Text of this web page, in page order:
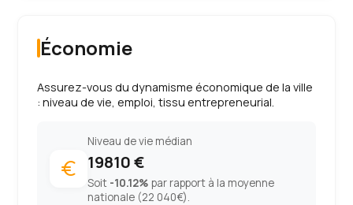
Économie
Assurez-vous du dynamisme économique de la ville
: niveau de vie, emploi, tissu entrepreneurial.
euro
Niveau de vie médian
19810 €
Soit -10.12% par rapport à la moyenne
nationale (22 040€).